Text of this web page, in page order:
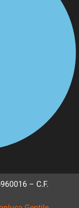
– C.F.